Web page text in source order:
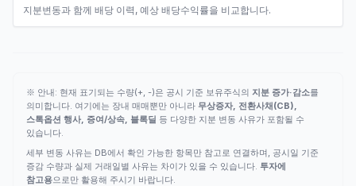
지분변동과 함께 배당 이력, 예상 배당수익률을 비교합니다.
※ 안내: 현재 표기되는 수량(+, -)은 공시 기준 보유주식의 지분 증가·감소를
의미합니다. 여기에는 장내 매매뿐만 아니라 무상증자, 전환사채(CB),
스톡옵션 행사, 증여/상속, 블록딜 등 다양한 지분 변동 사유가 포함될 수
있습니다.
세부 변동 사유는 DB에서 확인 가능한 항목만 참고로 연결하며, 공시일 기준
증감 수량과 실제 거래일별 사유는 차이가 있을 수 있습니다. 투자에
참고용으로만 활용해 주시기 바랍니다.